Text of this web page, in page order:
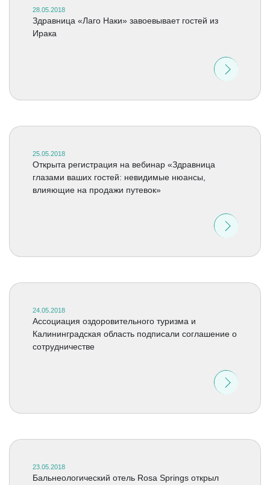
28.05.2018
Здравница «Лаго Наки» завоевывает гостей из
Ирака
25.05.2018
Открыта регистрация на вебинар «Здравница
глазами ваших гостей: невидимые нюансы,
влияющие на продажи путевок»
24.05.2018
Ассоциация оздоровительного туризма и
Калининградская область подписали соглашение о
сотрудничестве
23.05.2018
Бальнеологический отель Rosa Springs открыл